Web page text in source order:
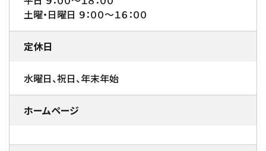
土曜・日曜日 ９：００～１６：００
定休日
水曜日、祝日、年末年始
ホームページ